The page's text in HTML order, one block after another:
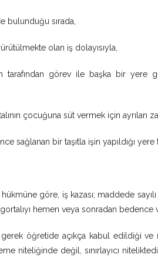
bulunduğu sırada,
olan iş dolayısıyla,
tarafından görev ile başka bir yere
çocuğuna süt vermek için ayrılan
sağlanan bir taşıtla işin yapıldığı
göre, iş kazası; maddede
hemen veya sonradan bedence
öğretide açıkça kabul edildiği
niteliğinde değil, sınırlayıcı